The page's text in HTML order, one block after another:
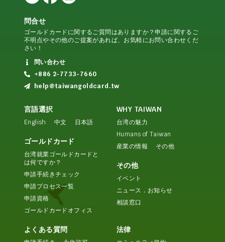
問合せ
ゴールドカードに関するご質問はありますか？申請に関するご
不明点やその他のご提案があれば、お気軽にお問い合わせくだ
さい！
問い合わせ
+886 2-7733-7660
help@taiwangoldcard.tw
言語選択
English 中文 日本語
ゴールドカード
台湾就業ゴールドカードと
は何ですか？
申請手続きチェック
申請プロセス一覧
申請資格
ゴールドカードオフィス
WHY TAIWAN
台湾の魅力
Humans of Taiwan
産業の情報
その他
その他
イベント
ニュース．お知らせ
相談窓口
よくある質問 法律